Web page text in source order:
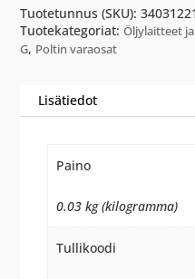
Tuotetunnus (SKU):
Tuotekategoriat:Öljylaitteet
G, Poltin varaosat
Lisätiedot
Paino
0.03 kg (kilogramma)
Tullikoodi